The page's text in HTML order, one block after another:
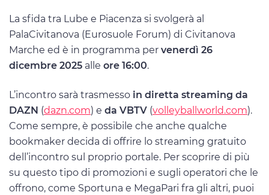
La sfida tra Lube e Piacenza si svolgerà al
PalaCivitanova (Eurosuole Forum) di Civitanova
Marche ed è in programma per venerdì 26
dicembre 2025 alle ore 16:00.
L’incontro sarà trasmesso in diretta streaming da
DAZN (dazn.com) e da VBTV (volleyballworld.com).
Come sempre, è possibile che anche qualche
bookmaker decida di offrire lo streaming gratuito
dell’incontro sul proprio portale. Per scoprire di più
su questo tipo di promozioni e sugli operatori che le
offrono, come Sportuna e MegaPari fra gli altri, puoi